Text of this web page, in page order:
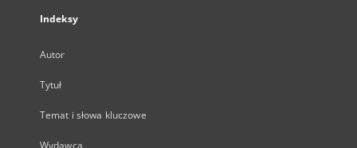
Indeksy
Autor
Tytuł
Temat i słowa kluczowe
Wydawca